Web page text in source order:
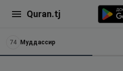
Quran.tj
74 Муддассир